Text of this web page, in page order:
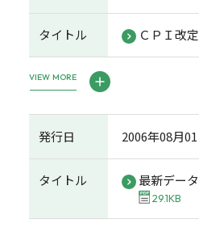
タイトル ＣＰＩ改
VIEW MORE
発行日 2006年08月
タイトル 最新デー
29.1KB